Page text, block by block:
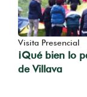
Visita Presencial
¡Qué bien lo
de Villava